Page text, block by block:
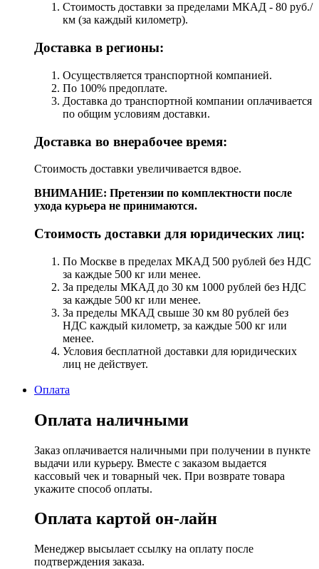
Стоимость доставки за пределами МКАД - 80 руб./
км (за каждый километр).
Доставка в регионы:
Осуществляется транспортной компанией.
По 100% предоплате.
Доставка до транспортной компании оплачивается
по общим условиям доставки.
Доставка во внерабочее время:
Стоимость доставки увеличивается вдвое.
ВНИМАНИЕ: Претензии по комплектности после
ухода курьера не принимаются.
Стоимость доставки для юридических лиц:
По Москве в пределах МКАД 500 рублей без НДС
за каждые 500 кг или менее.
За пределы МКАД до 30 км 1000 рублей без НДС
за каждые 500 кг или менее.
За пределы МКАД свыше 30 км 80 рублей без
НДС каждый километр, за каждые 500 кг или
менее.
Условия бесплатной доставки для юридических
лиц не действует.
Оплата
Оплата наличными
Заказ оплачивается наличными при получении в пункте
выдачи или курьеру. Вместе с заказом выдается
кассовый чек и товарный чек. При возврате товара
укажите способ оплаты.
Оплата картой он-лайн
Менеджер высылает ссылку на оплату после
подтверждения заказа.